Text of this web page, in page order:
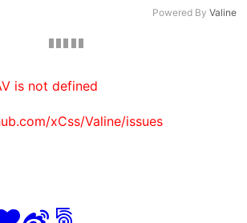
Powered By Valine
is not defined
xCss/Valine/issues